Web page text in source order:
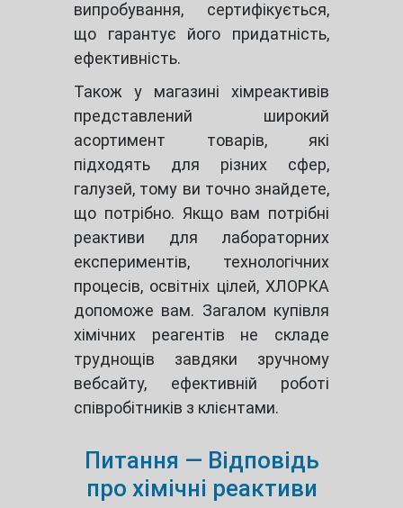
випробування, сертифікується,
що гарантує його придатність,
ефективність.
Також у магазині хімреактивів
представлений широкий
асортимент товарів, які
підходять для різних сфер,
галузей, тому ви точно знайдете,
що потрібно. Якщо вам потрібні
реактиви для лабораторних
експериментів, технологічних
процесів, освітніх цілей, ХЛОРКА
допоможе вам. Загалом купівля
хімічних реагентів не складе
труднощів завдяки зручному
вебсайту, ефективній роботі
співробітників з клієнтами.
Питання — Відповідь
про хімічні реактиви